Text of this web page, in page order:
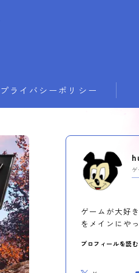
プライバシーポリシー
ゲームが大好
をメインにや
プロフィールを読む